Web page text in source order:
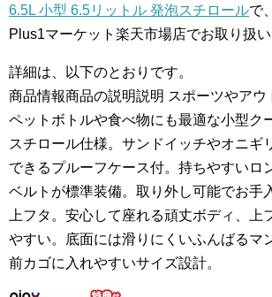
6.5L 小型 6.5リットル 発泡スチロールで、
Plus1マーケット楽天市場店でお取り扱い
詳細は、以下のとおりです。
商品情報商品の説明説明 スポーツやアウ
ペットボトルや食べ物にも最適な小型ク
スチロール仕様。サンドイッチやオニギ
できるプルーフケース付。持ちやすいロ
ベルトが標準装備。取り外し可能でお手
上フタ。安心して座れる頑丈ボディ、上
やすい。底面には滑りにくいふんばるマ
前カゴに入れやすいサイズ設計。